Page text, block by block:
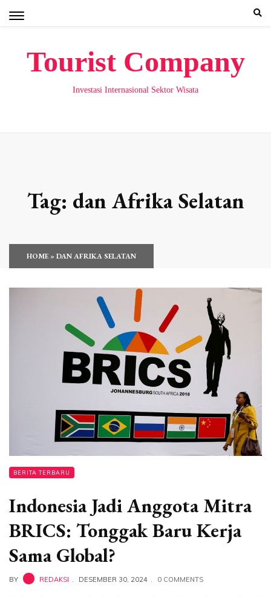
Tourist Company
Investasi Internasional Sektor Wisata
Tag: dan Afrika Selatan
HOME»DAN AFRIKA SELATAN
BERITA TERBARU
Indonesia Jadi Anggota Mitra
BRICS: Tonggak Baru Kerja
Sama Global?
BY REDAKSI DESEMBER 30, 2024 0 COMMENTS